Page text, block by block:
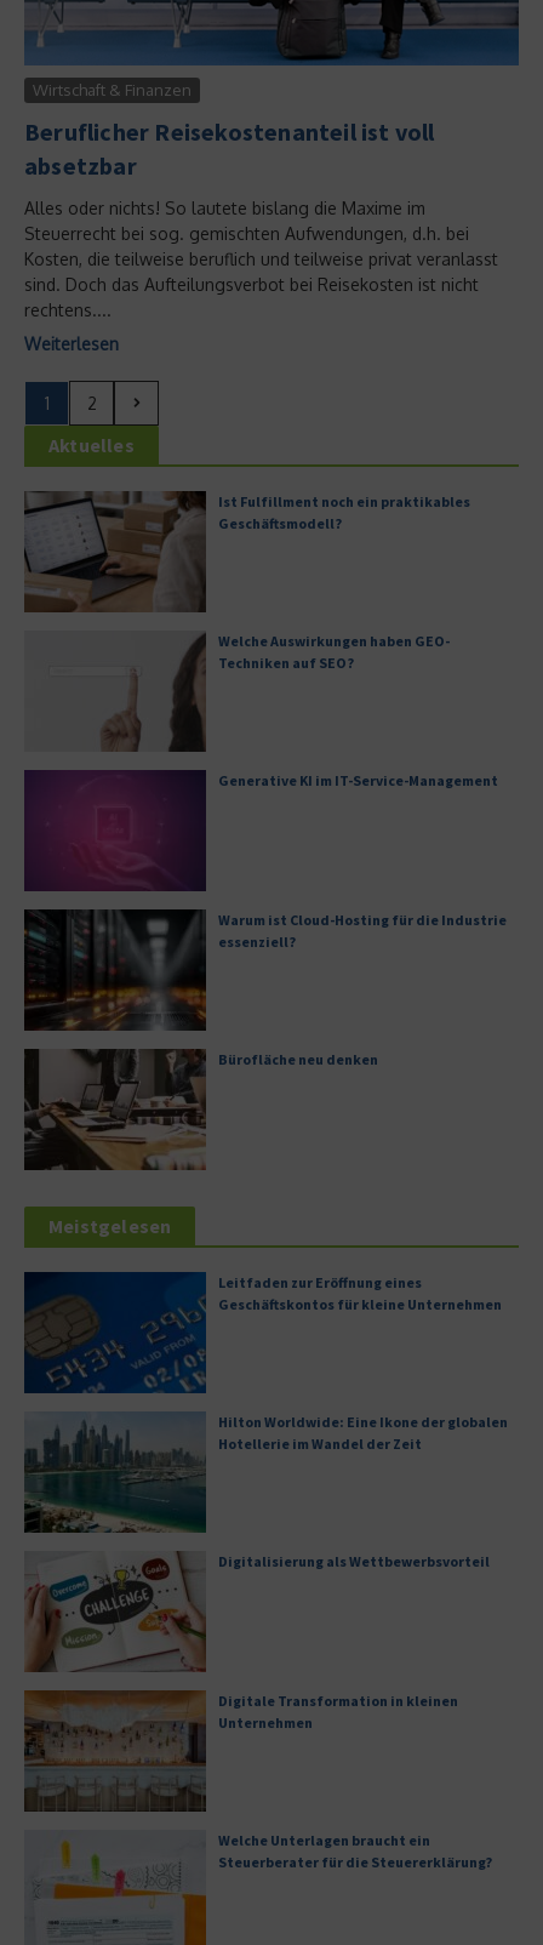
Wirtschaft & Finanzen
Beruflicher Reisekostenanteil ist voll
absetzbar
Alles oder nichts! So lautete bislang die Maxime im
Steuerrecht bei sog. gemischten Aufwendungen, d.h. bei
Kosten, die teilweise beruflich und teilweise privat veranlasst
sind. Doch das Aufteilungsverbot bei Reisekosten ist nicht
rechtens....
Weiterlesen
1 2
Aktuelles
Ist Fulfillment noch ein praktikables
Geschäftsmodell?
Welche Auswirkungen haben GEO-
Techniken auf SEO?
Generative KI im IT-Service-Management
Warum ist Cloud-Hosting für die Industrie
essenziell?
Bürofläche neu denken
Meistgelesen
Leitfaden zur Eröffnung eines
Geschäftskontos für kleine Unternehmen
Hilton Worldwide: Eine Ikone der globalen
Hotellerie im Wandel der Zeit
Digitalisierung als Wettbewerbsvorteil
Digitale Transformation in kleinen
Unternehmen
Welche Unterlagen braucht ein
Steuerberater für die Steuererklärung?